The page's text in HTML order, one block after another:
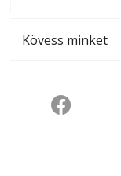
Kövess minket